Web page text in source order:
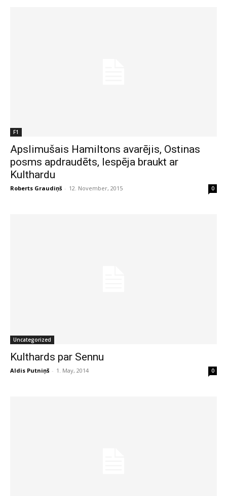
F1
Apslimušais Hamiltons avarējis, Ostinas
posms apdraudēts, Iespēja braukt ar
Kulthardu
Roberts Graudiņš - 12. November, 2015 0
Uncategorized
Kulthards par Sennu
Aldis Putniņš - 1. May, 2014 0